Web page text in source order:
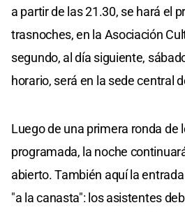
a partir de las 21.30, se hará el
trasnoches, en la Asociación
segundo, al día siguiente,
horario, será en la sede central
Luego de una primera ronda de
programada, la noche
abierto. También aquí la
"a la canasta": los asistentes